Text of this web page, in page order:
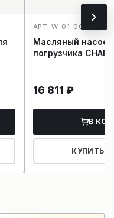
АРТ: W-01-00135_96
Масляный насос
погрузчика
16 811 ₽
В
КУПИТЬ В